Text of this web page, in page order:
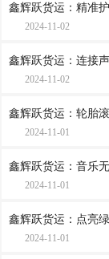
鑫辉跃货运：精准
2024-11-02
鑫辉跃货运：连接
2024-11-02
鑫辉跃货运：轮胎
2024-11-01
鑫辉跃货运：音乐
2024-11-01
鑫辉跃货运：点亮
2024-11-01